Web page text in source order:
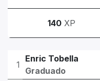
140 XP
1
Enric Tobella
Graduado